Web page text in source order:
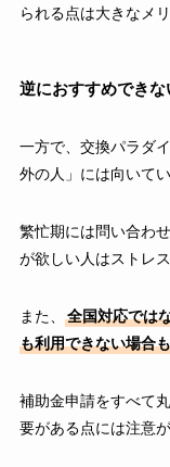
られる点は大きなメ
逆におすすめできな
一方で、交換パラダ
外の人」には向いてい
繁忙期には問い合わ
が欲しい人はストレ
また、
全国対応では
も利用できない場合
補助金申請をすべて
要がある点には注意が